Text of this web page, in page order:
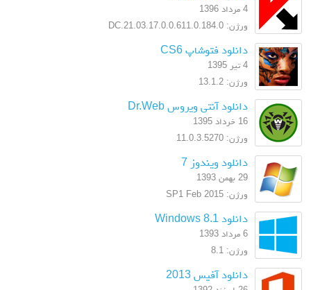
ورژن: 17.0.0.611.0.184.0.DC.21.03
دانلود فتوشاپ CS6
ورژن: 13.1.2
دانلود آنتی ویروس Dr.Web
16 خرداد 1395
ورژن: 11.0.3.5270
دانلود ویندوز 7
29 بهمن 1393
ورژن: SP1 Feb 2015
دانلود Windows 8.1
ورژن: 8.1
دانلود آفیس 2013